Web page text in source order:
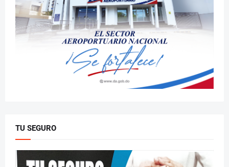
TU SEGURO